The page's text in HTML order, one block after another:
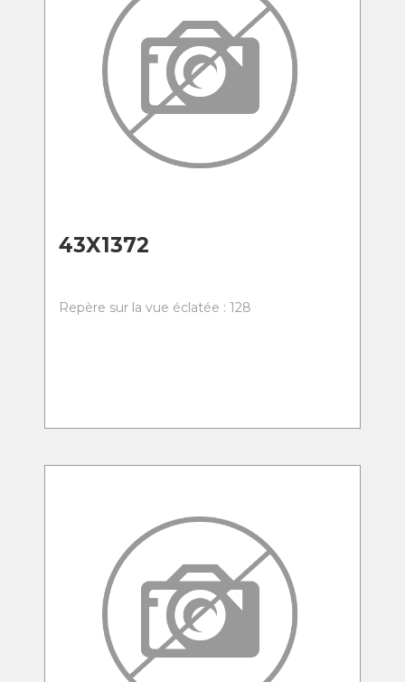
43X1372
Repère sur la vue éclatée : 128